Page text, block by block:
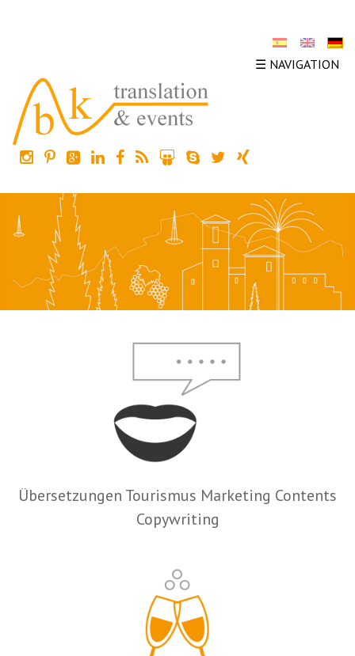
☰ NAVIGATION
Übersetzungen Tourismus Marketing Contents
Copywriting